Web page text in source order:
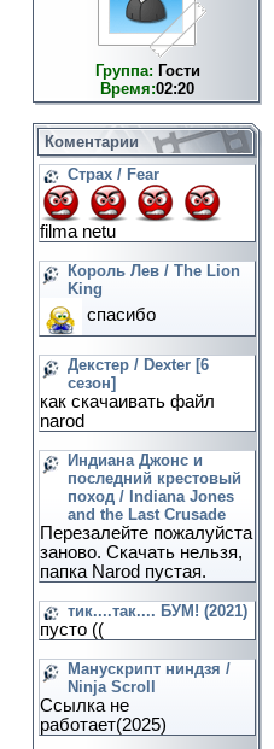
Группа: Гости
Время:02:20
Коментарии
Страх / Fear
filma netu
Король Лев / The Lion
King
спасибо
Декстер / Dexter [6
сезон]
как скачаивать файл
narod
Индиана Джонс и
последний крестовый
поход / Indiana Jones
and the Last Crusade
Перезалейте пожалуйста
заново. Скачать нельзя,
папка Narod пустая.
тик....так.... БУМ! (2021)
пусто ((
Манускрипт ниндзя /
Ninja Scroll
Ссылка не
работает(2025)